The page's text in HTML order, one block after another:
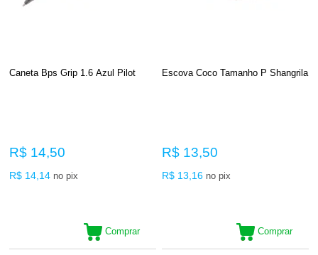
Caneta Bps Grip 1.6 Azul Pilot
R$ 14,50
R$ 14,14 no pix
Comprar
Escova Coco Tamanho P Shangrila
R$ 13,50
R$ 13,16 no pix
Comprar